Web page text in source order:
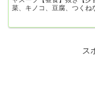
菜、キノコ、豆腐、つく
すがに寒くなってきて葉ス